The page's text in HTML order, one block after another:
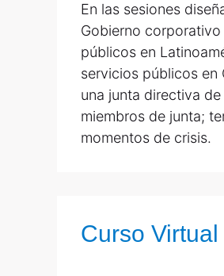
En las sesiones
Gobierno
públicos en
servicios públicos en
una junta directiva
miembros de junta;
momentos de crisis.
Curso